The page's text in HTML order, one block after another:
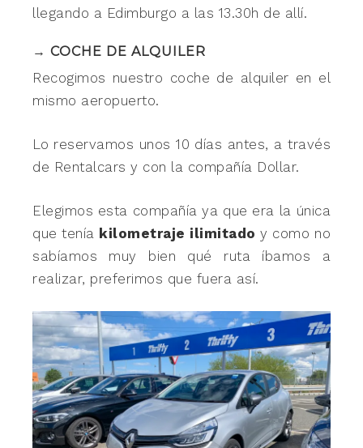
llegando a Edimburgo a las 13.30h de allí.
→ COCHE DE ALQUILER
Recogimos nuestro coche de alquiler en el
mismo aeropuerto.
Lo reservamos unos 10 días antes, a través
de Rentalcars y con la compañía Dollar.
Elegimos esta compañía ya que era la única
que tenía kilometraje ilimitado y como no
sabíamos muy bien qué ruta íbamos a
realizar, preferimos que fuera así.